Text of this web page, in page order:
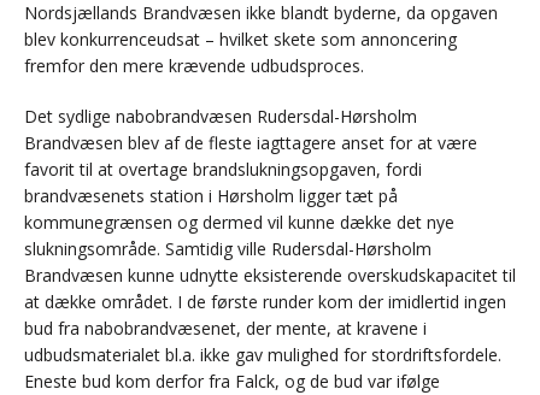
Nordsjællands Brandvæsen ikke blandt byderne, da opgaven
blev konkurrenceudsat – hvilket skete som annoncering
fremfor den mere krævende udbudsproces.
Det sydlige nabobrandvæsen Rudersdal-Hørsholm
Brandvæsen blev af de fleste iagttagere anset for at være
favorit til at overtage brandslukningsopgaven, fordi
brandvæsenets station i Hørsholm ligger tæt på
kommunegrænsen og dermed vil kunne dække det nye
slukningsområde. Samtidig ville Rudersdal-Hørsholm
Brandvæsen kunne udnytte eksisterende overskudskapacitet til
at dække området. I de første runder kom der imidlertid ingen
bud fra nabobrandvæsenet, der mente, at kravene i
udbudsmaterialet bl.a. ikke gav mulighed for stordriftsfordele.
Eneste bud kom derfor fra Falck, og de bud var ifølge